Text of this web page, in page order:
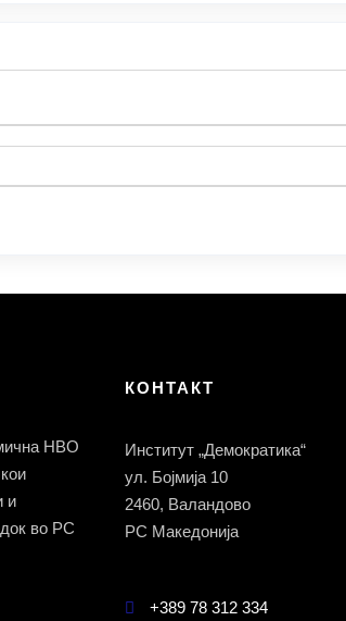
НВО
и
во РС
КОНТАКТ
Институт „Демократика“
ул. Бојмија 10
2460, Валандово
РС Македонија
+389 78 312 334